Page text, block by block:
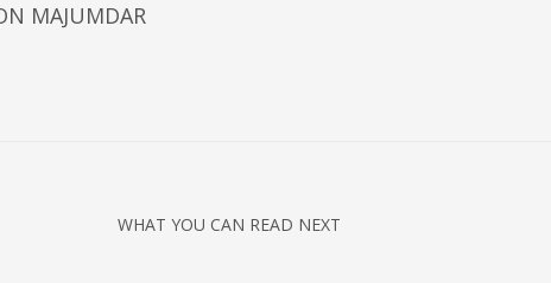
MAJUMDAR
WHAT YOU CAN READ NEXT